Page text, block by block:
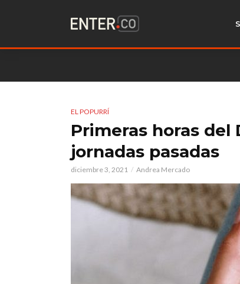
EL POPURRÍ
Primeras horas del
jornadas pasadas
diciembre 3, 2021 Andrea Mercado